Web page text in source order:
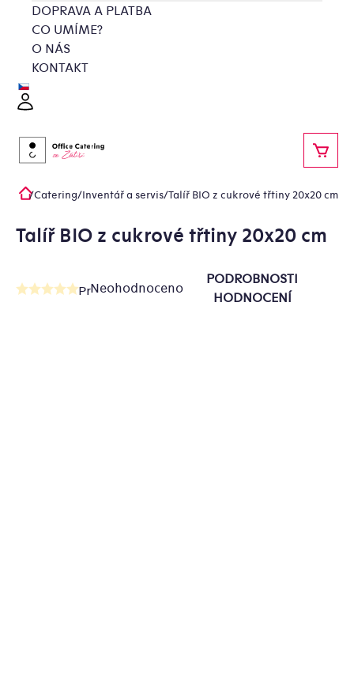
obsah
DOPRAVA A PLATBA
CO UMÍME?
O NÁS
KONTAKT
Domů
/Catering/Inventář a servis/Talíř BIO z cukrové třtiny 20x20 cm
Talíř BIO z cukrové třtiny 20x20 cm
Průměrné
Neohodnoceno
PODROBNOSTI
HODNOCENÍ